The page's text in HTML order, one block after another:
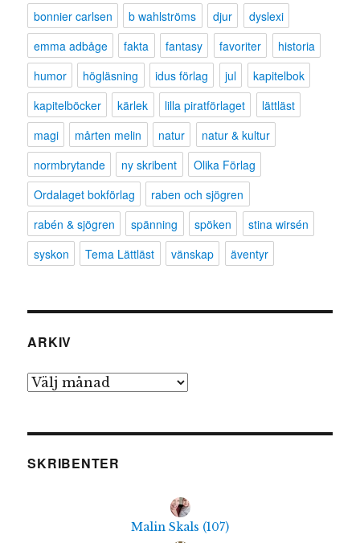
bonnier carlsen
b wahlströms djur
dyslexi
emma adbåge
fakta fantasy favoriter
historia
humor
högläsning idus förlag jul
kapitelbok
kapitelböcker
kärlek lilla piratförlaget
lättläst
magi
mårten melin natur
natur & kultur
normbrytande
ny skribent
Olika Förlag
Ordalaget bokförlag
raben och sjögren
rabén & sjögren
spänning spöken
stina wirsén
syskon
Tema Lättläst vänskap äventyr
ARKIV
Arkiv
SKRIBENTER
Malin Skals (107)